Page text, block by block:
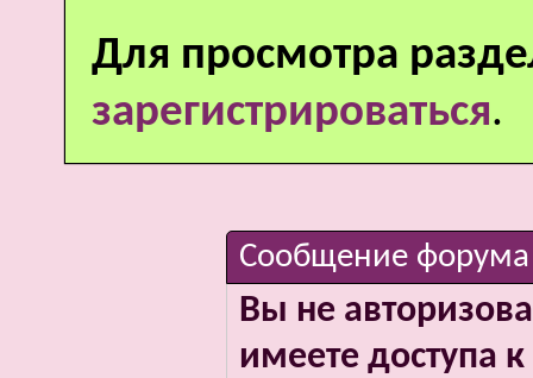
Для просмотра
зарегистрироваться.
Сообщение форума
Вы не
имеете доступа